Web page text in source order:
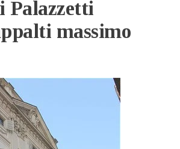
Palazzetti
massimo